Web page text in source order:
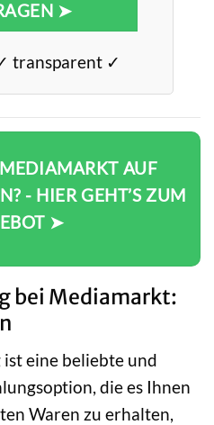
➤
transparent ✓
AUF
- HIER GEHT’S ZUM
➤
bei Mediamarkt:
eine beliebte und
die es Ihnen
Waren zu erhalten,